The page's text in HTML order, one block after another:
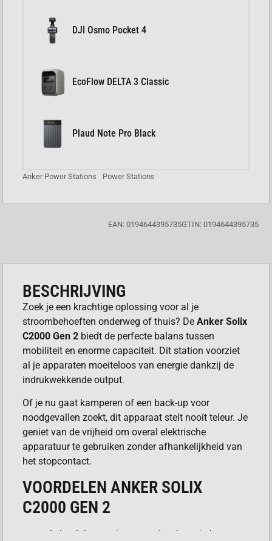
DJI Osmo Pocket 4
EcoFlow DELTA 3 Classic
Plaud Note Pro Black
Anker Power Stations Power Stations
EAN: 0194644395735GTIN: 0194644395735
BESCHRIJVING
Zoek je een krachtige oplossing voor al je
stroombehoeften onderweg of thuis? DeAnker Solix
C2000 Gen 2 biedt de perfecte balans tussen
mobiliteit en enorme capaciteit. Dit station voorziet
al je apparaten moeiteloos van energie dankzij de
indrukwekkende output.
Of je nu gaat kamperen of een back-up voor
noodgevallen zoekt, dit apparaat stelt nooit teleur. Je
geniet van de vrijheid om overal elektrische
apparatuur te gebruiken zonder afhankelijkheid van
het stopcontact.
VOORDELEN ANKER SOLIX
C2000 GEN 2
Je laadt het station razendsnel op via het